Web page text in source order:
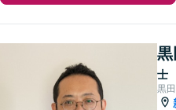
黒
士
黒